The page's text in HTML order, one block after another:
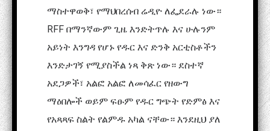
ማስተዋወቅ፣ የማህበረሰብ ሬዲዮ ለፌደራሉ ነው።
RFF በማንኛውም ጊዜ እንድትጥሉ እና ሁሉንም
አይነት እንግዳ የሆኑ የዱር እና ድንቅ አርቲስቶችን
እንድታገኝ የሚያስችል ነጻ ቅጽ ነው። ደስተኛ
አደጋዎች፣ አልፎ አልፎ ለመሳፈር የዘውግ
ማዕበሎች ወይም ፍፁም የዱር ግጭት የድምፅ እና
የአጻጻፍ ስልት የልምዱ አካል ናቸው። እንደዚህ ያለ